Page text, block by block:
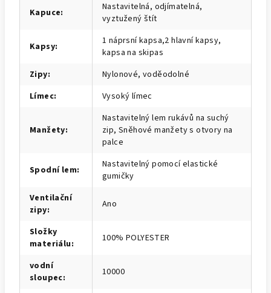
Kapuce:
Nastavitelná, odjímatelná,
vyztužený štít
Kapsy:
1 náprsní kapsa,2 hlavní kapsy,
kapsa na skipas
Zipy:
Nylonové, voděodolné
Límec: Vysoký límec
Manžety:
Nastavitelný lem rukávů na suchý
zip, Sněhové manžety s otvory na
palce
Spodní lem:
Nastavitelný pomocí elastické
gumičky
Ventilační
zipy: Ano
Složky
materiálu: 100% POLYESTER
vodní
sloupec: 10000